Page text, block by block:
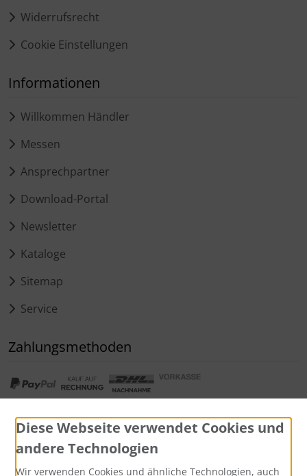
Widerrufsrecht
Cookie Einstellungen
Informationen
Willkommen Händler
Messen
Ansprechpartner
Download-Portal
Newsletter
Kataloge
Sitemap
Service
Zahlungsmethoden
Diese Webseite verwendet Cookies und
andere Technologien
Wir verwenden Cookies und ähnliche Technologien, auch